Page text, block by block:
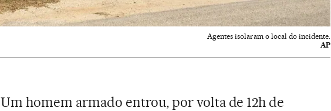
Agentes isolaram o local do incidente.
AP
Um homem armado entrou, por volta de 12h de